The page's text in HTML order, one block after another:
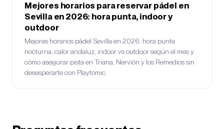
Mejores horarios para reservar pádel en
Sevilla en 2026: hora punta, indoor y
outdoor
Mejores horarios pádel Sevilla en 2026: hora punta
nocturna, calor andaluz, indoor vs outdoor según el mes y
cómo asegurar pista en Triana, Nervión y los Remedios sin
desesperarte con Playtomic.